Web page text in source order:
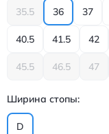
35.5 36 37
40.5 41.5 42
45.5 46.5 47
Ширина стопы:
D